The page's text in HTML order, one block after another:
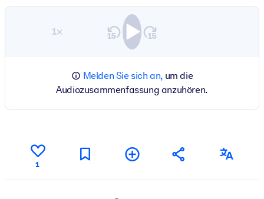
1×
Melden Sie sich an,um die
Audiozusammenfassung anzuhören.
1